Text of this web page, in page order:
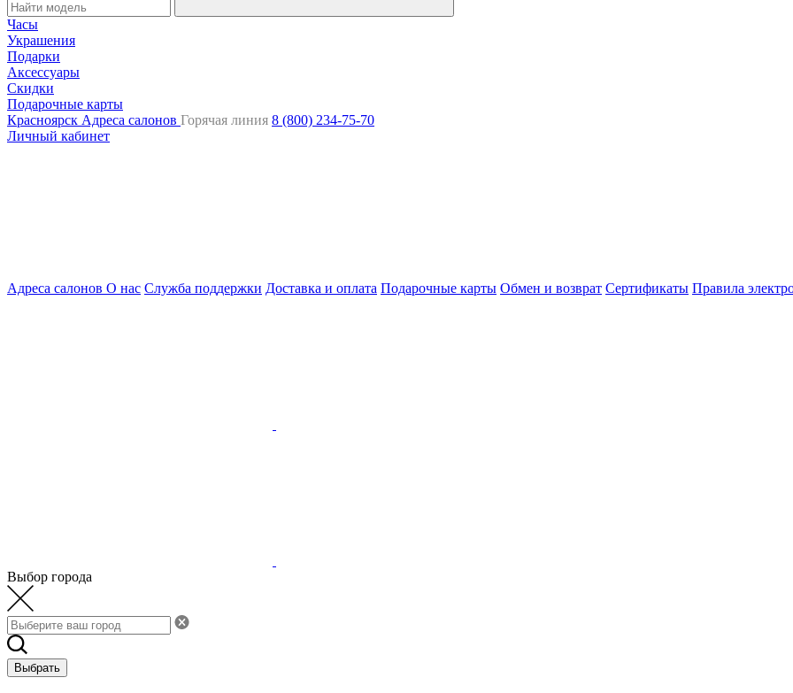
Часы
Украшения
Подарки
Аксессуары
Скидки
Подарочные карты
Красноярск Адреса салонов Горячая линия 8 (800) 234-75-70
Личный кабинет
Адреса салонов О нас Служба поддержки Доставка и оплата Подарочные карты Обмен и возврат Сертификаты Правила
Выбор города
Выбрать